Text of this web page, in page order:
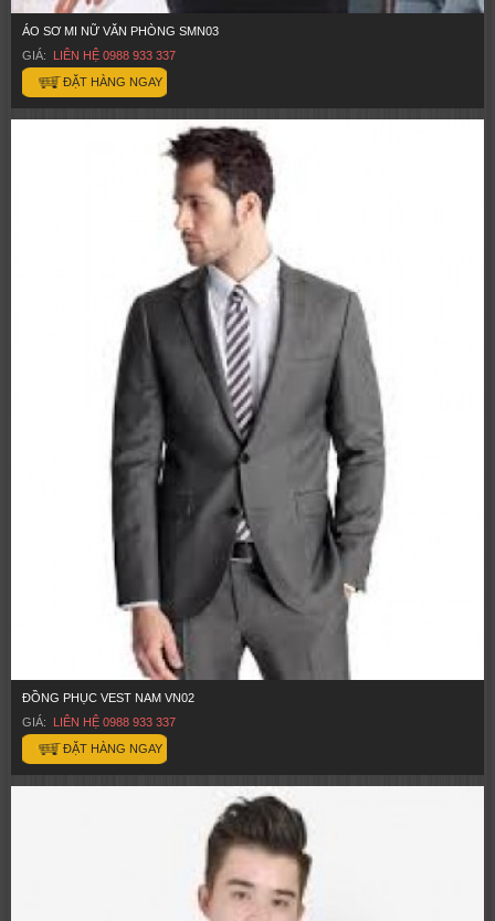
ÁO SƠ MI NỮ VĂN PHÒNG SMN03
GIÁ: LIÊN HỆ 0988 933 337
ĐẶT HÀNG NGAY
ĐỒNG PHỤC VEST NAM VN02
GIÁ: LIÊN HỆ 0988 933 337
ĐẶT HÀNG NGAY